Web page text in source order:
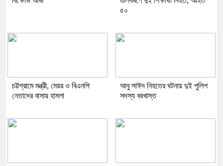
৫০
চট্টগ্রামে মন্ত্রী, মেয়র ও বিএনপি
নেতাদের বাসায় হামলা
আবু সাঈদ নিহতের ঘটনায় দুই পুলিশ
সদস্য বরখাস্ত